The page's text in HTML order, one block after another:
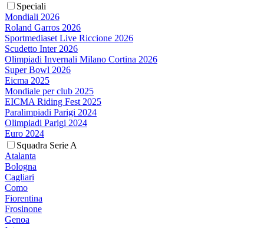
Speciali
Mondiali 2026
Roland Garros 2026
Sportmediaset Live Riccione 2026
Scudetto Inter 2026
Olimpiadi Invernali Milano Cortina 2026
Super Bowl 2026
Eicma 2025
Mondiale per club 2025
EICMA Riding Fest 2025
Paralimpiadi Parigi 2024
Olimpiadi Parigi 2024
Euro 2024
Squadra Serie A
Atalanta
Bologna
Cagliari
Como
Fiorentina
Frosinone
Genoa